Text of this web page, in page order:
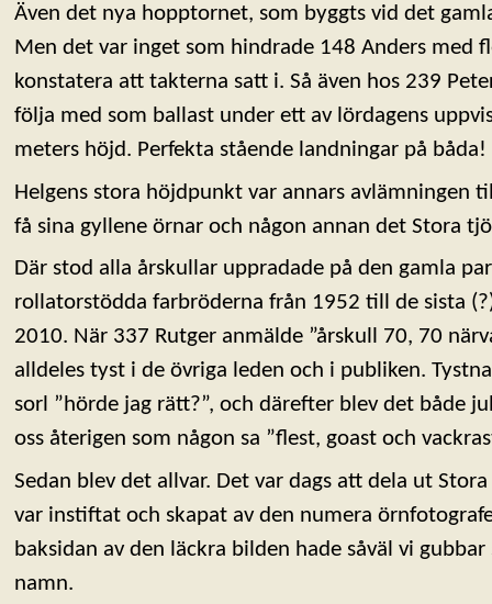
Även det nya hopptornet, som byggts vid det
Men det var inget som hindrade 148 Anders med
konstatera att takterna satt i. Så även hos 239
följa med som ballast under ett av lördagens
meters höjd. Perfekta stående landningar på båda!
Helgens stora höjdpunkt var annars avlämningen
få sina gyllene örnar och någon annan det Stora
Där stod alla årskullar uppradade på den gamla
rollatorstödda farbröderna från 1952 till de sista
2010. När 337 Rutger anmälde ”årskull 70, 70
alldeles tyst i de övriga leden och i publiken.
sorl ”hörde jag rätt?”, och därefter blev det både
oss återigen som någon sa ”flest, goast och
Sedan blev det allvar. Det var dags att dela ut
var instiftat och skapat av den numera
baksidan av den läckra bilden hade såväl vi
namn.